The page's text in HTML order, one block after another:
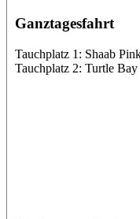
Ganztagesfahrt
Tauchplatz 1: Shaab
Tauchplatz 2: Turtle Bay